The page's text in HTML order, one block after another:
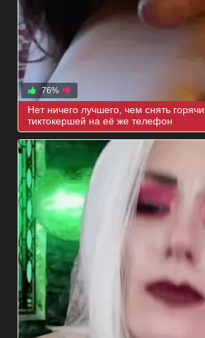
76%
Нет ничего лучшего, чем снять
тиктокершей на её же телефон